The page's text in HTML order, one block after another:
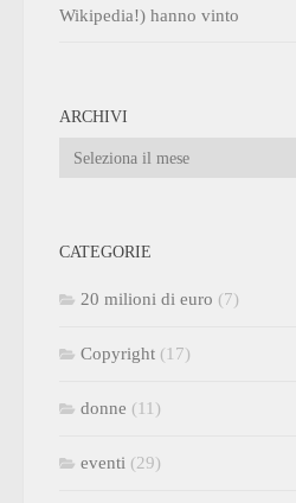
Wikipedia!) hanno vinto
ARCHIVI
Archivi
CATEGORIE
20 milioni di euro (7)
Copyright (17)
donne (11)
eventi (29)